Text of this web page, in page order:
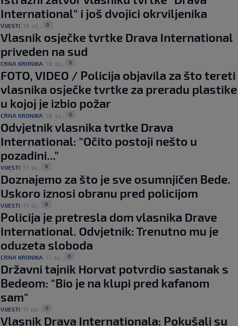
International" i još dvojici okrviljenika
VIJESTI 19. sij. 0
Vlasnik osječke tvrtke Drava International
priveden na sud
CRNA KRONIKA 19. sij. 0
FOTO, VIDEO / Policija objavila za što tereti
vlasnika osječke tvrtke za preradu plastike
u kojoj je izbio požar
CRNA KRONIKA 18. sij. 0
Odvjetnik vlasnika tvrtke Drava
International: "Očito postoji nešto u
pozadini..."
VIJESTI 17. sij. 0
Doznajemo za što je sve osumnjičen Bede.
Uskoro iznosi obranu pred policijom
VIJESTI 17. sij. 0
Policija je pretresla dom vlasnika Drave
International. Odvjetnik: Trenutno mu je
oduzeta sloboda
CRNA KRONIKA 17. sij. 0
Državni tajnik Horvat potvrdio sastanak s
Bedeom: "Bio je na klupi pred kafanom
sam"
VIJESTI 11. lis. 0
Vlasnik Drava Internationala: Pokušali su